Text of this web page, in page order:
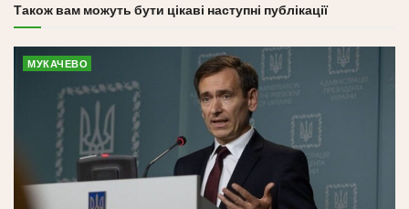
Також вам можуть бути цікаві наступні публікації
МУКАЧЕВО